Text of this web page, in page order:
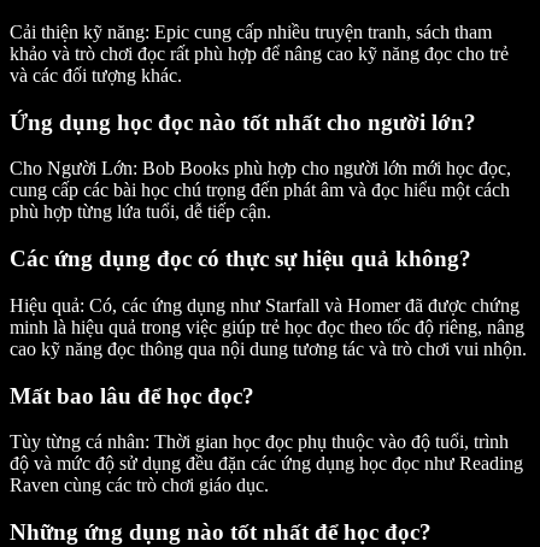
Cải thiện kỹ năng: Epic cung cấp nhiều truyện tranh, sách tham
khảo và trò chơi đọc rất phù hợp để nâng cao kỹ năng đọc cho trẻ
và các đối tượng khác.
Ứng dụng học đọc nào tốt nhất cho người lớn?
Cho Người Lớn: Bob Books phù hợp cho người lớn mới học đọc,
cung cấp các bài học chú trọng đến phát âm và đọc hiểu một cách
phù hợp từng lứa tuổi, dễ tiếp cận.
Các ứng dụng đọc có thực sự hiệu quả không?
Hiệu quả: Có, các ứng dụng như Starfall và Homer đã được chứng
minh là hiệu quả trong việc giúp trẻ học đọc theo tốc độ riêng, nâng
cao kỹ năng đọc thông qua nội dung tương tác và trò chơi vui nhộn.
Mất bao lâu để học đọc?
Tùy từng cá nhân: Thời gian học đọc phụ thuộc vào độ tuổi, trình
độ và mức độ sử dụng đều đặn các ứng dụng học đọc như Reading
Raven cùng các trò chơi giáo dục.
Những ứng dụng nào tốt nhất để học đọc?